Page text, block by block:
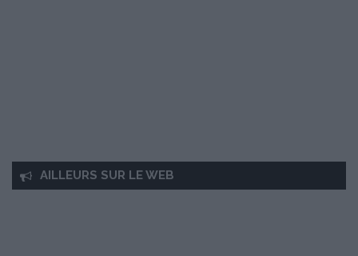
AILLEURS SUR LE WEB